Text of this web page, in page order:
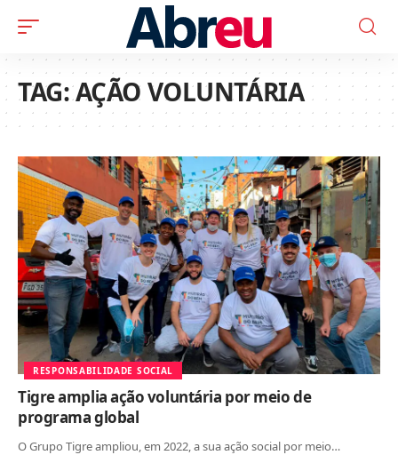
TAG:AÇÃO VOLUNTÁRIA
RESPONSABILIDADE SOCIAL
Tigre amplia ação voluntária por meio de
programa global
O Grupo Tigre ampliou, em 2022, a sua ação social por meio…